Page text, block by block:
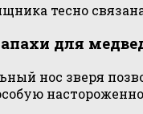
тесно
для
нос зверя